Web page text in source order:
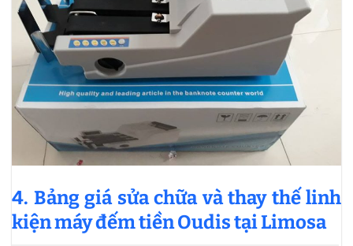
4. Bảng giá sửa chữa và thay thế linh
kiện máy đếm tiền Oudis tại Limosa